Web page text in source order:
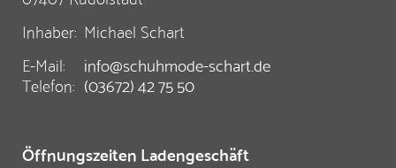
Inhaber: Michael Schart
E-Mail:
info@schuhmode-schart.de
Telefon: (03672) 42 75 50
Öffnungszeiten Ladengeschäft